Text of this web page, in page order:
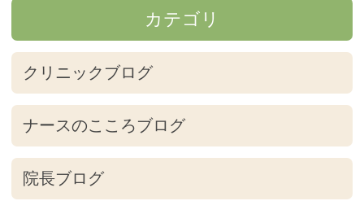
カテゴリ
クリニックブログ
ナースのこころブログ
院長ブログ